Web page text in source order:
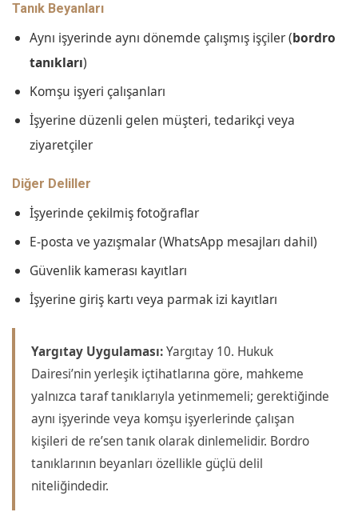
Tanık Beyanları
Aynı işyerinde aynı dönemde çalışmış işçiler (bordro
tanıkları)
Komşu işyeri çalışanları
İşyerine düzenli gelen müşteri, tedarikçi veya
ziyaretçiler
Diğer Deliller
İşyerinde çekilmiş fotoğraflar
E-posta ve yazışmalar (WhatsApp mesajları dahil)
Güvenlik kamerası kayıtları
İşyerine giriş kartı veya parmak izi kayıtları
Yargıtay Uygulaması:Yargıtay 10. Hukuk
Dairesi’nin yerleşik içtihatlarına göre, mahkeme
yalnızca taraf tanıklarıyla yetinmemeli; gerektiğinde
aynı işyerinde veya komşu işyerlerinde çalışan
kişileri de re’sen tanık olarak dinlemelidir. Bordro
tanıklarının beyanları özellikle güçlü delil
niteliğindedir.